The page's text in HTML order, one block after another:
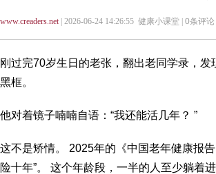
www.creaders.net| 2026-06-24 14:26:55 健康小课堂 | 0条评论 |
刚过完70岁生日的老张，翻出老同学录，
黑框。
他对着镜子喃喃自语：“我还能活几年？ ”
这不是矫情。 2025年的《中国老年健康报
险十年”。 这个年龄段，一半的人至少躺着进